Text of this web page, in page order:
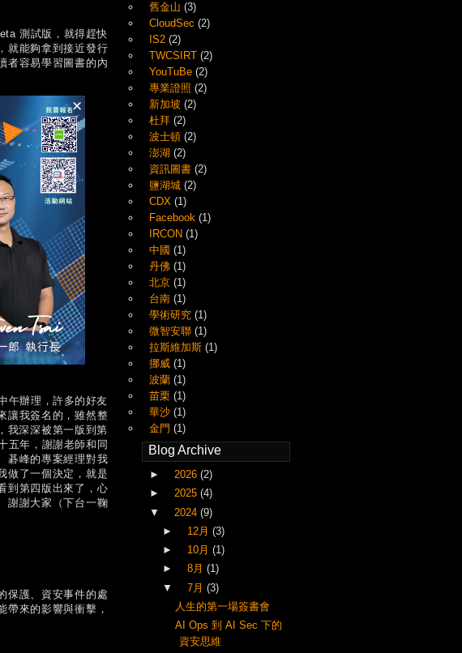
測試版，就得趕快
就能夠拿到接近發行
者容易學習圖書的內
午辦理，許多的好友
讓我簽名的，雖然整
我深深被第一版到第
五年，謝謝老師和同
碁峰的專案經理對我
做了一個決定，就是
到第四版出來了，心
謝謝大家（下台一鞠
保護、資安事件的處
帶來的影響與衝擊，
舊金山 (3)
CloudSec (2)
IS2 (2)
TWCSIRT (2)
YouTuBe (2)
專業證照 (2)
新加坡 (2)
杜拜 (2)
波士頓 (2)
澎湖 (2)
資訊圖書 (2)
鹽湖城 (2)
CDX (1)
Facebook (1)
IRCON (1)
中國 (1)
丹佛 (1)
北京 (1)
台南 (1)
學術研究 (1)
微智安聯 (1)
拉斯維加斯 (1)
挪威 (1)
波蘭 (1)
苗栗 (1)
華沙 (1)
金門 (1)
Blog Archive
► 2026 (2)
►
2025 (4)
▼
2024 (9)
►
12月 (3)
►
10月 (1)
►
8月 (1)
▼
7月 (3)
人生的第一場簽書會
AI Ops 到 AI Sec 下的
資安思維